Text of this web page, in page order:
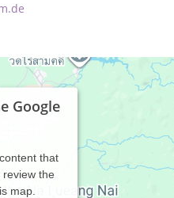
Google
that
the
map.